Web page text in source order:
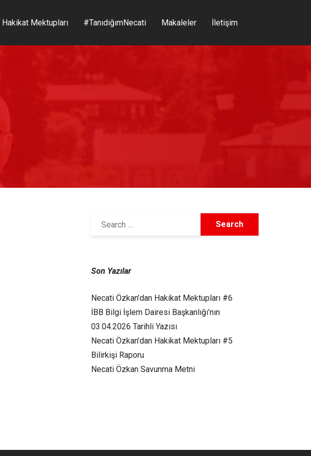
Hakikat Mektupları #TanıdığımNecati Makaleler İletişim
Son Yazılar
Necati Özkan’dan Hakikat Mektupları #6
İBB Bilgi İşlem Dairesi Başkanlığı’nın
03.04.2026 Tarihli Yazısı
Necati Özkan’dan Hakikat Mektupları #5
Bilirkişi Raporu
Necati Özkan Savunma Metni